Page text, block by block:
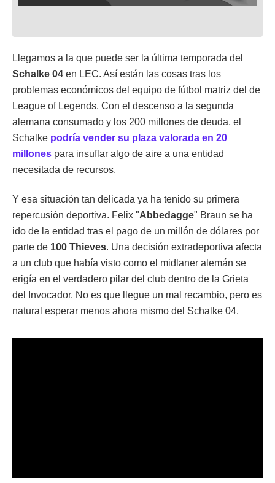
Llegamos a la que puede ser la última temporada del
Schalke 04 en LEC. Así están las cosas tras los
problemas económicos del equipo de fútbol matriz del de
League of Legends. Con el descenso a la segunda
alemana consumado y los 200 millones de deuda, el
Schalke podría vender su plaza valorada en 20
millones para insuflar algo de aire a una entidad
necesitada de recursos.
Y esa situación tan delicada ya ha tenido su primera
repercusión deportiva. Felix "Abbedagge" Braun se ha
ido de la entidad tras el pago de un millón de dólares por
parte de 100 Thieves. Una decisión extradeportiva afecta
a un club que había visto como el midlaner alemán se
erigía en el verdadero pilar del club dentro de la Grieta
del Invocador. No es que llegue un mal recambio, pero es
natural esperar menos ahora mismo del Schalke 04.